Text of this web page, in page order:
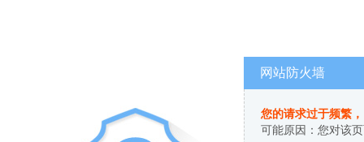
网站防火墙
您的请求过于频繁
可能原因：您对该